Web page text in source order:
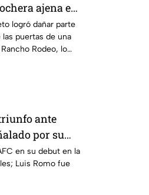
ajena en
logró dañar parte
puertas de una
Rodeo, lo
ante
por su
en su debut en la
Luis Romo fue